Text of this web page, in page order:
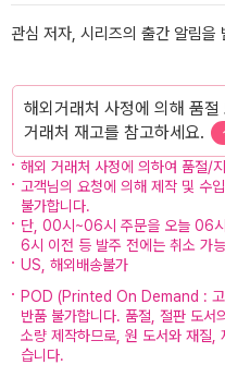
관심 저자, 시리즈의 출간 알림을
해외거래처 사정에 의해 품
거래처 재고를 참고하세요.
해외 거래처 사정에 의하여 품절/
고객님의 요청에 의해 제작 및 수
불가합니다.
단, 00시~06시 주문을 오늘 06
6시 이전 등 발주 전에는 취소 가능
US, 해외배송불가
POD (Printed On Demand : 고
반품 불가합니다. 품절, 절판 도서
소량 제작하므로, 원 도서와 재질,
습니다.